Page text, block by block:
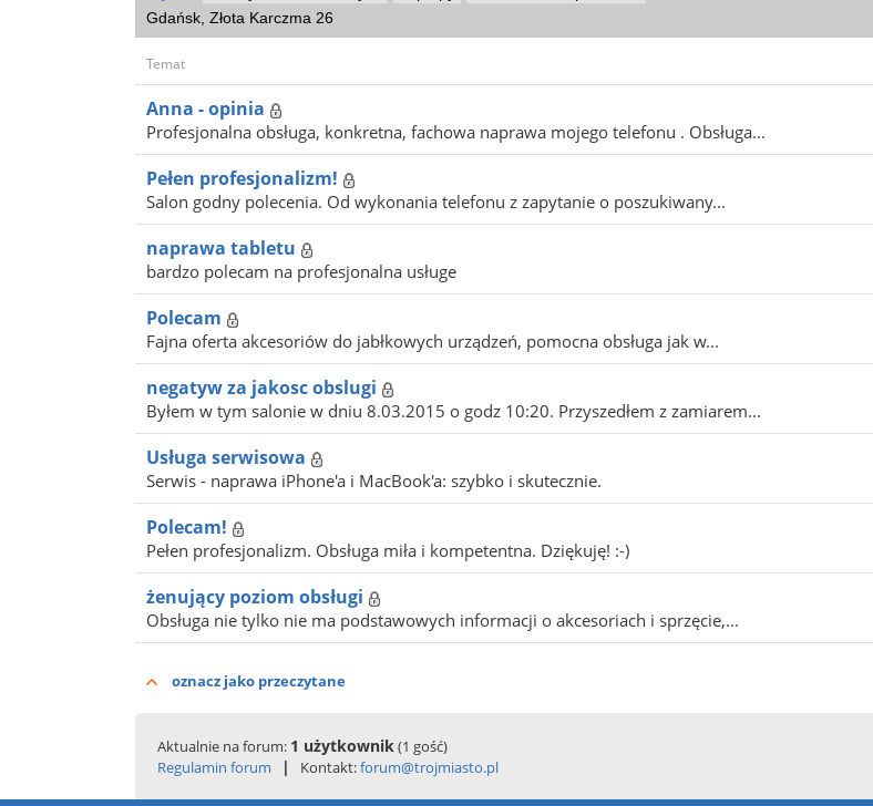
Gdańsk, Złota Karczma 26
Temat
Anna - opinia
Profesjonalna obsługa, konkretna, fachowa naprawa mojego telefonu . Obsługa...
Pełen profesjonalizm!
Salon godny polecenia. Od wykonania telefonu z zapytanie o poszukiwany...
naprawa tabletu
bardzo polecam na profesjonalna usługe
Polecam
Fajna oferta akcesoriów do jabłkowych urządzeń, pomocna obsługa jak w...
negatyw za jakosc obslugi
Byłem w tym salonie w dniu 8.03.2015 o godz 10:20. Przyszedłem z zamiarem...
Usługa serwisowa
Serwis - naprawa iPhone'a i MacBook'a: szybko i skutecznie.
Polecam!
Pełen profesjonalizm. Obsługa miła i kompetentna. Dziękuję! :-)
żenujący poziom obsługi
Obsługa nie tylko nie ma podstawowych informacji o akcesoriach i sprzęcie,...
oznacz jako przeczytane
Aktualnie na forum: 1 użytkownik(1 gość)
Regulamin forum
| Kontakt:forum@trojmiasto.pl